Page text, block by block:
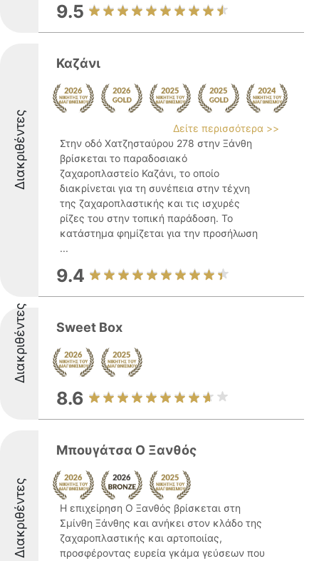
9.5
Διακριθέντες
Καζάνι
Δείτε περισσότερα >>
Στην οδό Χατζησταύρου 278 στην Ξάνθη
βρίσκεται το παραδοσιακό
ζαχαροπλαστείο Καζάνι, το οποίο
διακρίνεται για τη συνέπεια στην τέχνη
της ζαχαροπλαστικής και τις ισχυρές
ρίζες του στην τοπική παράδοση. Το
κατάστημα φημίζεται για την προσήλωση
...
9.4
Διακριθέντες Sweet Box
8.6
Διακριθέντες
Μπουγάτσα Ο Ξανθός
Η επιχείρηση Ο Ξανθός βρίσκεται στη
Σμίνθη Ξάνθης και ανήκει στον κλάδο της
ζαχαροπλαστικής και αρτοποιίας,
προσφέροντας ευρεία γκάμα γεύσεων που